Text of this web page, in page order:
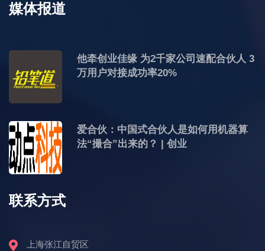
媒体报道
他牵创业佳缘 为2千家公司速配合伙人 3
万用户对接成功率20%
爱合伙：中国式合伙人是如何用机器算
法“撮合”出来的？ | 创业
联系方式
上海张江自贸区